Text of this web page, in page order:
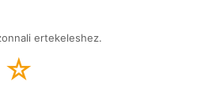
ertekeleshez.
☆